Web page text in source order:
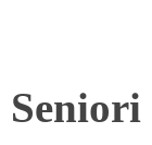
Seniori